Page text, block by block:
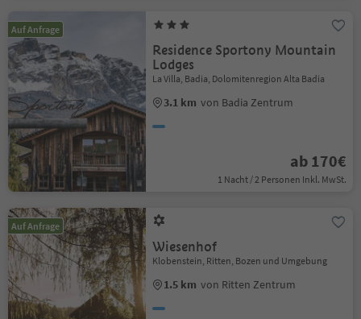
Auf Anfrage
Residence Sportony Mountain
Lodges
La Villa, Badia, Dolomitenregion Alta Badia
3.1 km von Badia Zentrum
ab 170€
1 Nacht / 2 Personen Inkl. MwSt.
Auf Anfrage
Wiesenhof
Klobenstein, Ritten, Bozen und Umgebung
1.5 km von Ritten Zentrum